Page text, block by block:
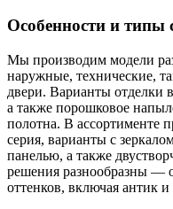
Особенности и типы
Мы производим модели
наружные, технические,
двери. Варианты отделки
а также порошковое
полотна. В ассортименте
серия, варианты с
панелью, а также
решения разнообразны —
оттенков, включая антик